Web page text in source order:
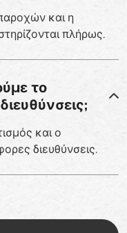
και η
πλήρως.
το
και ο
διευθύνσεις.